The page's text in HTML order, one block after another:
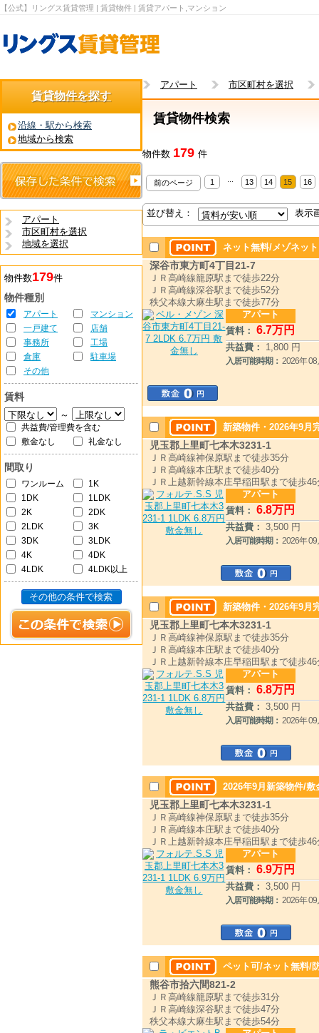
【公式】リングス賃貸管理 | 賃貸物件 | 賃貸アパート,マンション
賃貸物件を探す
沿線・駅から検索
地域から検索
アパート
市区町村を選択
地域を選択
物件数179件
物件種別
アパート
マンション
一戸建て
店舗
事務所
工場
倉庫
駐車場
その他
賃料
～
共益費/管理費を含む
敷金なし
礼金なし
間取り
ワンルーム
1K
1DK
1LDK
2K
2DK
2LDK
3K
3DK
3LDK
4K
4DK
4LDK
4LDK以上
その他の条件で検索
アパート 市区町村を選択
賃貸物件検索
物件数 179 件
前のページ 1 13 14 15 16
並び替え： 表示
ネット無料/メゾネッ
深谷市東方町4丁目21-7
ＪＲ高崎線籠原駅まで徒歩22分
ＪＲ高崎線深谷駅まで徒歩52分
秩父本線大麻生駅まで徒歩77分
アパート
賃料： 6.7万円
共益費： 1,800 円
入居可能時期： 2026年
新築物件・2026年9月
児玉郡上里町七本木3231-1
ＪＲ高崎線神保原駅まで徒歩35分
ＪＲ高崎線本庄駅まで徒歩40分
ＪＲ上越新幹線本庄早稲田駅まで徒歩46
アパート
賃料： 6.8万円
共益費： 3,500 円
入居可能時期： 2026年
新築物件・2026年9月
児玉郡上里町七本木3231-1
ＪＲ高崎線神保原駅まで徒歩35分
ＪＲ高崎線本庄駅まで徒歩40分
ＪＲ上越新幹線本庄早稲田駅まで徒歩46
アパート
賃料： 6.8万円
共益費： 3,500 円
入居可能時期： 2026年
2026年9月新築物件/
児玉郡上里町七本木3231-1
ＪＲ高崎線神保原駅まで徒歩35分
ＪＲ高崎線本庄駅まで徒歩40分
ＪＲ上越新幹線本庄早稲田駅まで徒歩46
アパート
賃料： 6.9万円
共益費： 3,500 円
入居可能時期： 2026年
ペット可/ネット無料/
熊谷市拾六間821-2
ＪＲ高崎線籠原駅まで徒歩31分
ＪＲ高崎線深谷駅まで徒歩47分
秩父本線大麻生駅まで徒歩54分